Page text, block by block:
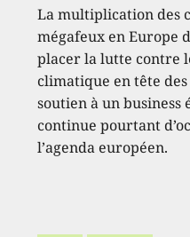
La multiplication des
mégafeux en Europe
placer la lutte contre
climatique en tête
soutien à un business
continue pourtant
l’agenda européen.